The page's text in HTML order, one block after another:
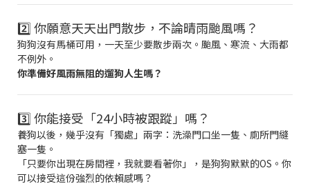
2️⃣ 你願意天天出門散步，不論晴雨颱風嗎？
狗狗沒有馬桶可用，一天至少要散步兩次。颱風、寒流、大雨都
不例外。
你準備好風雨無阻的遛狗人生嗎？
3️⃣ 你能接受「24小時被跟蹤」嗎？
養狗以後，幾乎沒有「獨處」兩字：洗澡門口坐一隻、廁所門縫
塞一隻。
「只要你出現在房間裡，我就要看著你」，是狗狗默默的OS。你
可以接受這份強烈的依賴感嗎？